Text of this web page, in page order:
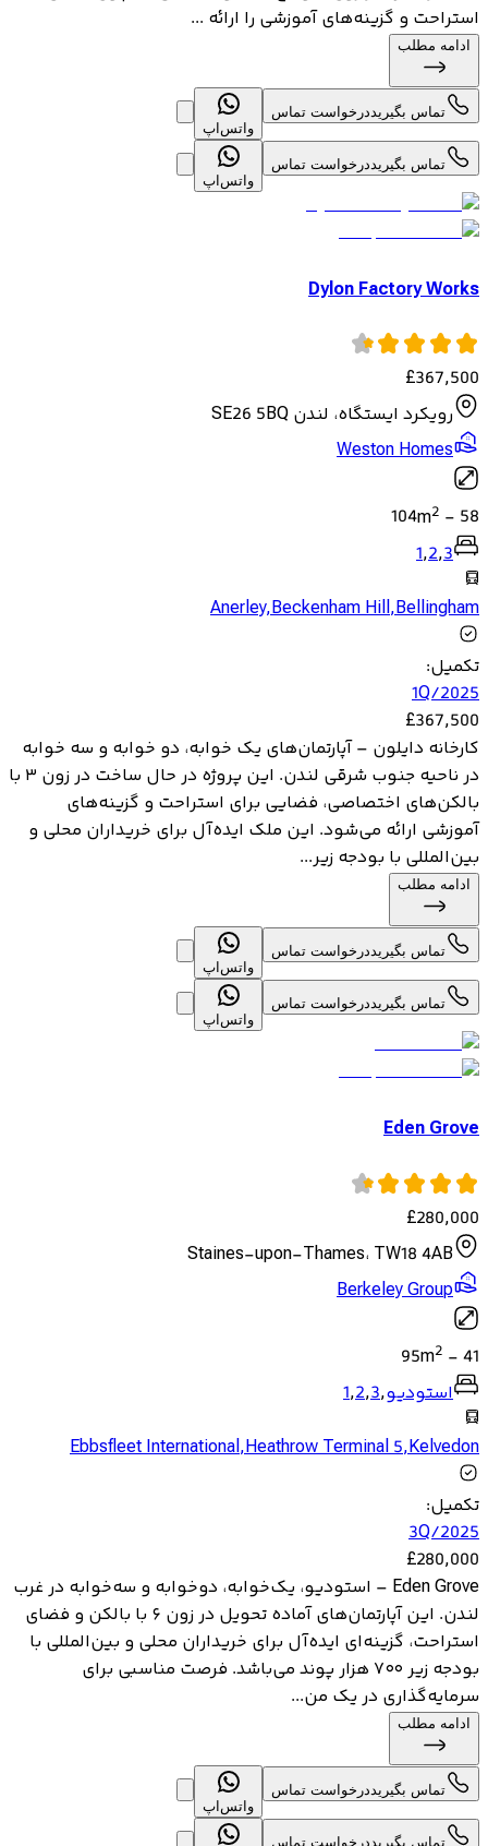
استراحت و گزینه‌های آموزشی را ارائه ...
ادامه مطلب
تماس بگیرید درخواست تماس
واتس‌اپ
تماس بگیرید درخواست تماس
واتس‌اپ
Dylon Factory Works
£367,500
رویکرد ایستگاه، لندن SE26 5BQ
Weston Homes
58
-
104m2
1,2,3
Anerley,Beckenham Hill,Bellingham
تکمیل:
1Q/2025
£367,500
کارخانه دایلون – آپارتمان‌های یک خوابه، دو خوابه و سه خوابه
در ناحیه جنوب شرقی لندن. این پروژه در حال ساخت در زون ۳ با
بالکن‌های اختصاصی، فضایی برای استراحت و گزینه‌های
آموزشی ارائه می‌شود. این ملک ایده‌آل برای خریداران محلی و
بین‌المللی با بودجه زیر...
ادامه مطلب
تماس بگیرید درخواست تماس
واتس‌اپ
تماس بگیرید درخواست تماس
واتس‌اپ
Eden Grove
£280,000
Staines-upon-Thames، TW18 4AB
Berkeley Group
41
-
95m2
استودیو,
1,2,3
Ebbsfleet International,Heathrow Terminal 5,Kelvedon
تکمیل:
3Q/2025
£280,000
Eden Grove – استودیو، یک‌خوابه، دوخوابه و سه‌خوابه در غرب
لندن. این آپارتمان‌های آماده تحویل در زون ۶ با بالکن و فضای
استراحت، گزینه‌ای ایده‌آل برای خریداران محلی و بین‌المللی با
بودجه زیر ۷۰۰ هزار پوند می‌باشد. فرصت مناسبی برای
سرمایه‌گذاری در یک من...
ادامه مطلب
تماس بگیرید درخواست تماس
واتس‌اپ
تماس بگیرید درخواست تماس